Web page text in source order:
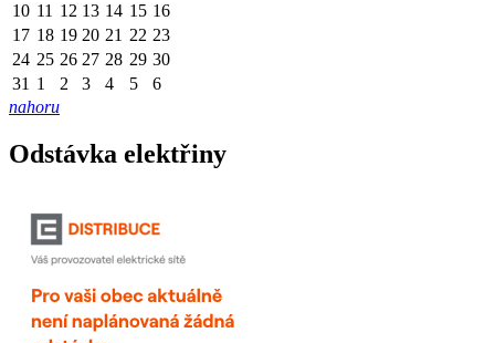
10 11 12 13 14 15 16
17 18 19 20 21 22 23
24 25 26 27 28 29 30
31 1 2 3 4 5
6
nahoru
Odstávka elektřiny